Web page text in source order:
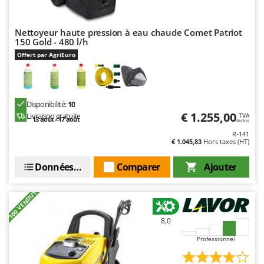
Nettoyeur haute pression à eau chaude Comet Patriot
150 Gold - 480 l/h
Offert par AgriEuro
Disponibilité:10
Livraison gratuite
13 août - 17 août € 1.255,00 TVA
Inclus
R-141
€ 1.045,83 Hors taxes (HT)
Ajouter
Comparer
Données techniques
+100 VENDUTI 8,0
Professionnel